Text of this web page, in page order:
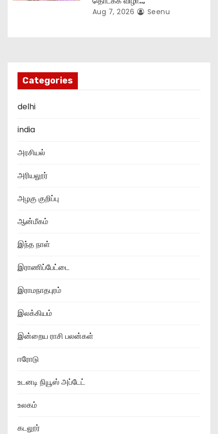
Aug 7, 2026 Seenu
Categories
delhi
india
அரசியல்
அரியலூர்
அழகு குறிப்பு
ஆன்மீகம்
இந்த நாள்
இராணிப்பேட்டை
இராமநாதபுரம்
இலக்கியம்
இன்றைய ராசி பலன்கள்
ஈரோடு
உடனடி நியூஸ் அப்டேட்
உலகம்
கடலூர்